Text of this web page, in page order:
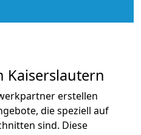
Kaiserslautern
erstellen
die speziell auf
sind. Diese